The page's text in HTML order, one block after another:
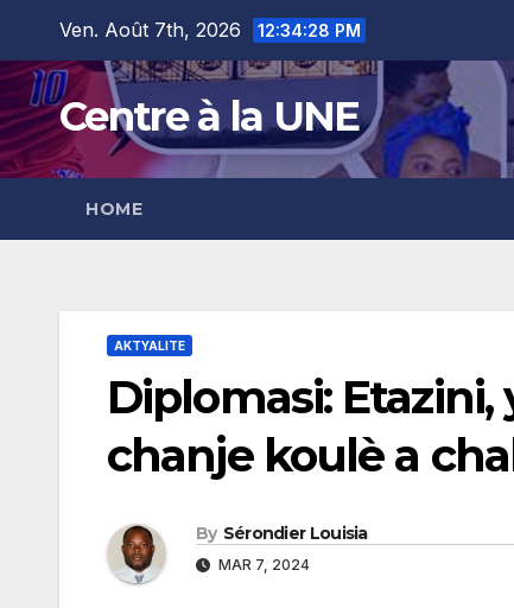
content
content
Ven. Août 7th, 2026 12:34:29 PM
Centre à la UNE
HOME
AKTYALITE
Diplomasi:
chanje koulè a
By Sérondier Louisia
MAR 7, 2024